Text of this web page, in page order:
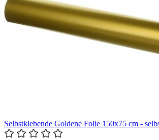
Selbstklebende Goldene Folie 150x75 cm -